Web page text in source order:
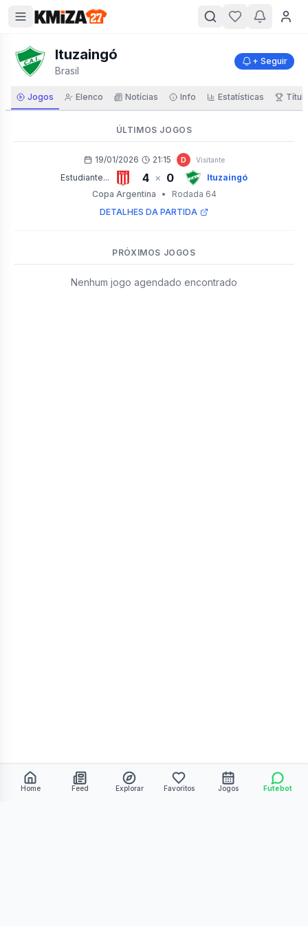
Ituzaingó
Brasil
+ Seguir
Jogos Elenco Notícias Info Estatísticas
ÚLTIMOS JOGOS
19/01/2026 21:15 D Visitante
Estudiante... 4 × 0
Ituzaingó
Copa Argentina
•
Rodada 64
DETALHES DA PARTIDA
PRÓXIMOS JOGOS
Nenhum jogo agendado encontrado
Home Feed Explorar Favoritos Jogos Futebot